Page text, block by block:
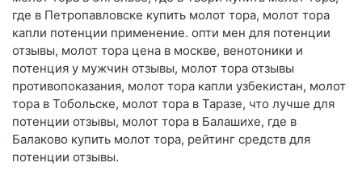
где в Петропавловске купить молот тора, молот тора
капли потенции применение. опти мен для потенции
отзывы, молот тора цена в москве, венотоники и
потенция у мужчин отзывы, молот тора отзывы
противопоказания, молот тора капли узбекистан, молот
тора в Тобольске, молот тора в Таразе, что лучше для
потенции отзывы, молот тора в Балашихе, где в
Балаково купить молот тора, рейтинг средств для
потенции отзывы.